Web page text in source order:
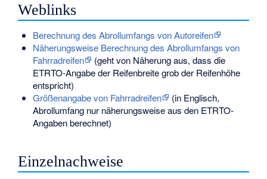
Weblinks
Berechnung des Abrollumfangs von Autoreifen
Näherungsweise Berechnung des Abrollumfangs von
Fahrradreifen
(geht von Näherung aus, dass die
ETRTO-Angabe der Reifenbreite grob der Reifenhöhe
entspricht)
Größenangabe von Fahrradreifen
(in Englisch,
Abrollumfang nur näherungsweise aus den ETRTO-
Angaben berechnet)
Einzelnachweise